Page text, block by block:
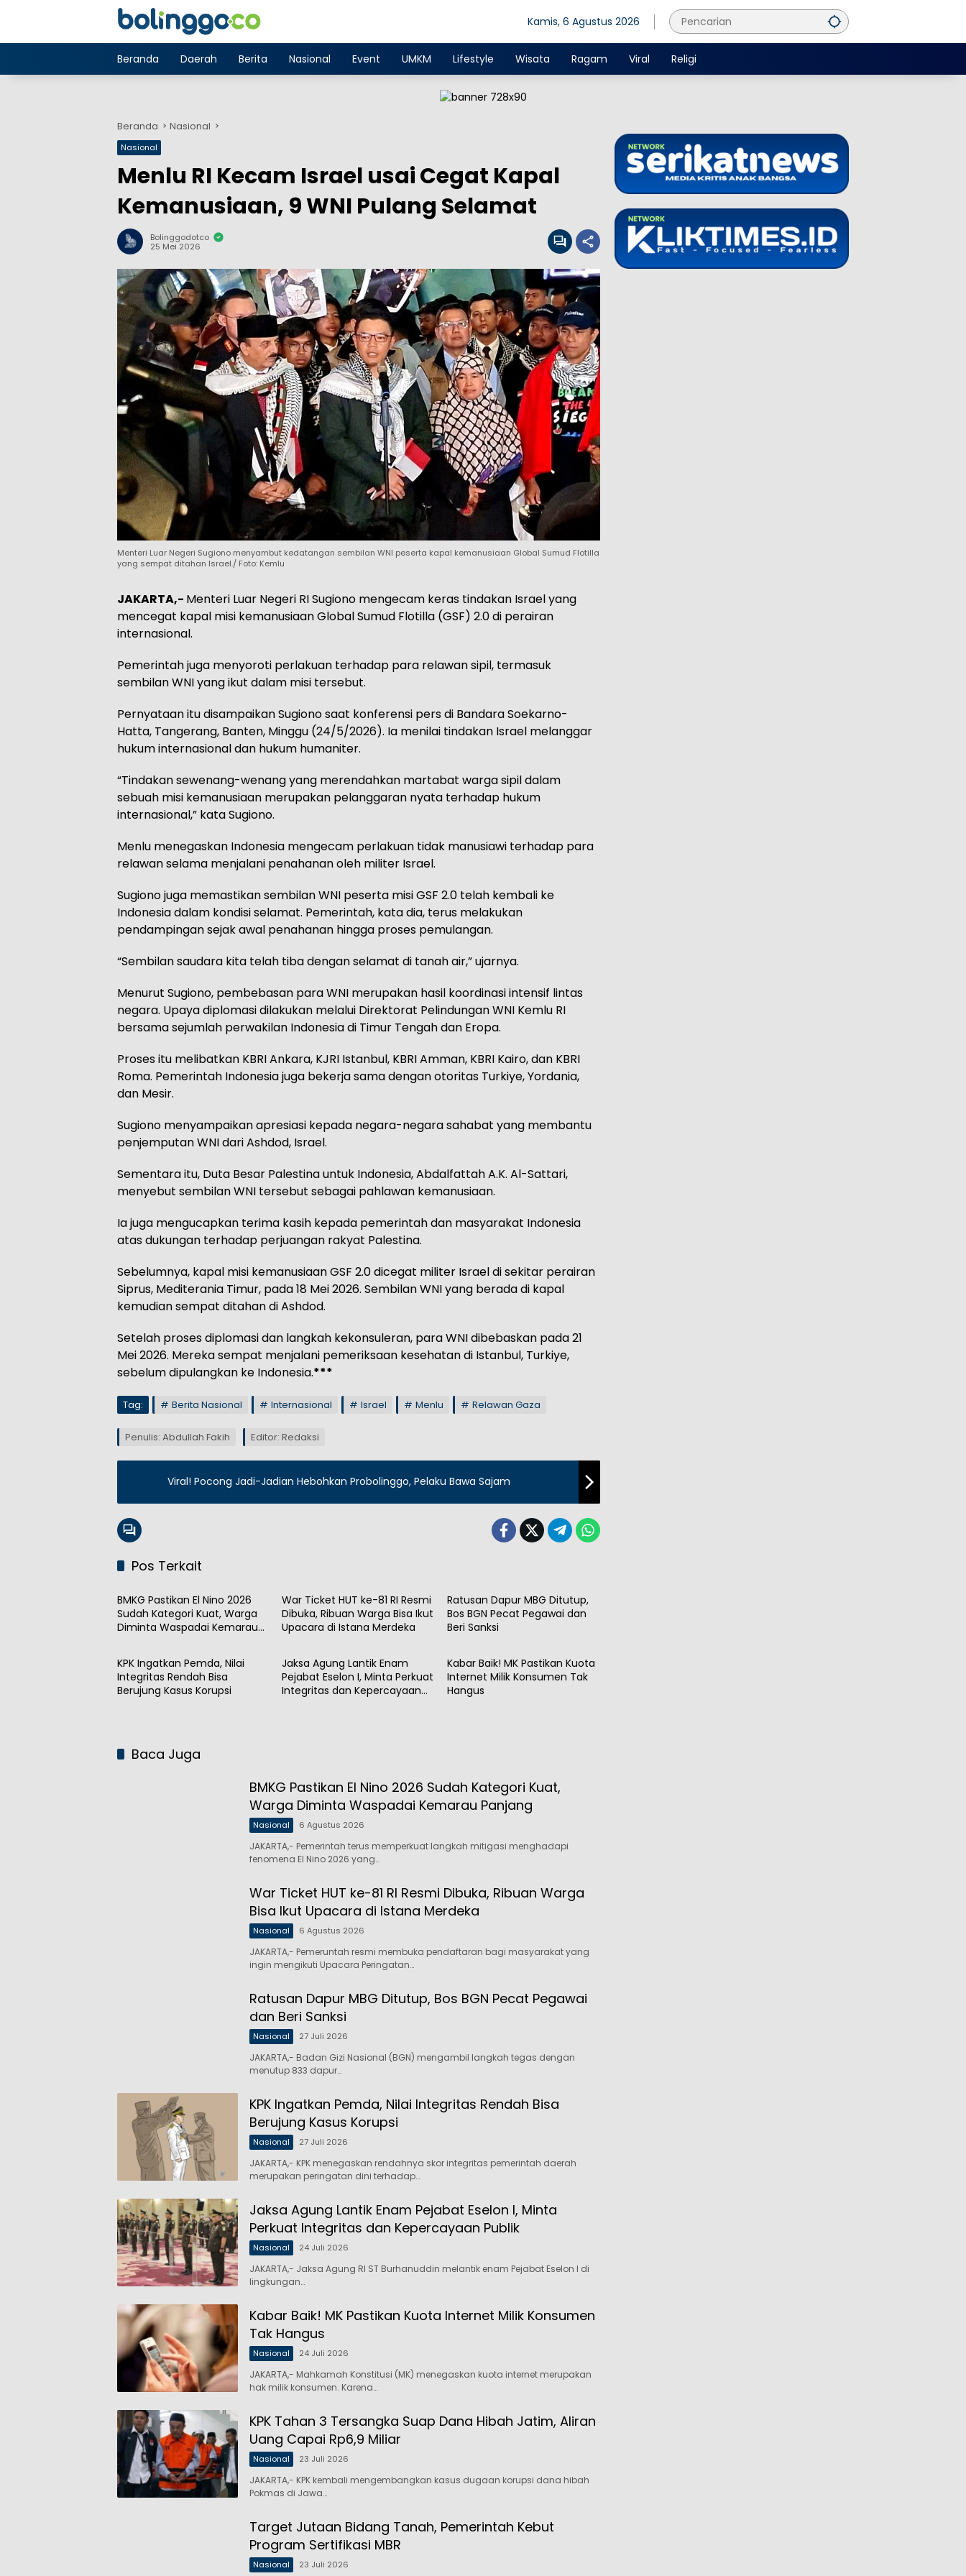
Kamis, 6 Agustus 2026
Beranda Daerah Berita Nasional Event UMKM Lifestyle Wisata Ragam Viral Religi
Beranda Nasional
Nasional
Menlu RI Kecam Israel usai Cegat Kapal
Kemanusiaan, 9 WNI Pulang Selamat
Bolinggodotco
25 Mei 2026
Menteri Luar Negeri Sugiono menyambut kedatangan sembilan WNI peserta kapal kemanusiaan Global Sumud Flotilla
yang sempat ditahan Israel./ Foto: Kemlu
JAKARTA,- Menteri Luar Negeri RI Sugiono mengecam keras tindakan Israel yang
mencegat kapal misi kemanusiaan Global Sumud Flotilla (GSF) 2.0 di perairan
internasional.
Pemerintah juga menyoroti perlakuan terhadap para relawan sipil, termasuk
sembilan WNI yang ikut dalam misi tersebut.
Pernyataan itu disampaikan Sugiono saat konferensi pers di Bandara Soekarno-
Hatta, Tangerang, Banten, Minggu (24/5/2026). Ia menilai tindakan Israel melanggar
hukum internasional dan hukum humaniter.
“Tindakan sewenang-wenang yang merendahkan martabat warga sipil dalam
sebuah misi kemanusiaan merupakan pelanggaran nyata terhadap hukum
internasional,” kata Sugiono.
Menlu menegaskan Indonesia mengecam perlakuan tidak manusiawi terhadap para
relawan selama menjalani penahanan oleh militer Israel.
Sugiono juga memastikan sembilan WNI peserta misi GSF 2.0 telah kembali ke
Indonesia dalam kondisi selamat. Pemerintah, kata dia, terus melakukan
pendampingan sejak awal penahanan hingga proses pemulangan.
“Sembilan saudara kita telah tiba dengan selamat di tanah air,” ujarnya.
Menurut Sugiono, pembebasan para WNI merupakan hasil koordinasi intensif lintas
negara. Upaya diplomasi dilakukan melalui Direktorat Pelindungan WNI Kemlu RI
bersama sejumlah perwakilan Indonesia di Timur Tengah dan Eropa.
Proses itu melibatkan KBRI Ankara, KJRI Istanbul, KBRI Amman, KBRI Kairo, dan KBRI
Roma. Pemerintah Indonesia juga bekerja sama dengan otoritas Turkiye, Yordania,
dan Mesir.
Sugiono menyampaikan apresiasi kepada negara-negara sahabat yang membantu
penjemputan WNI dari Ashdod, Israel.
Sementara itu, Duta Besar Palestina untuk Indonesia, Abdalfattah A.K. Al-Sattari,
menyebut sembilan WNI tersebut sebagai pahlawan kemanusiaan.
Ia juga mengucapkan terima kasih kepada pemerintah dan masyarakat Indonesia
atas dukungan terhadap perjuangan rakyat Palestina.
Sebelumnya, kapal misi kemanusiaan GSF 2.0 dicegat militer Israel di sekitar perairan
Siprus, Mediterania Timur, pada 18 Mei 2026. Sembilan WNI yang berada di kapal
kemudian sempat ditahan di Ashdod.
Setelah proses diplomasi dan langkah kekonsuleran, para WNI dibebaskan pada 21
Mei 2026. Mereka sempat menjalani pemeriksaan kesehatan di Istanbul, Turkiye,
sebelum dipulangkan ke Indonesia.***
Tag: Berita Nasional Internasional Israel Menlu Relawan Gaza
Penulis: Abdullah Fakih Editor: Redaksi
Viral! Pocong Jadi-Jadian Hebohkan Probolinggo, Pelaku Bawa Sajam
Pos Terkait
Nasional
BMKG Pastikan El Nino 2026
Sudah Kategori Kuat, Warga
Diminta Waspadai Kemarau
War Ticket HUT ke-81 RI Resmi
Dibuka, Ribuan Warga Bisa Ikut
Upacara di Istana Merdeka
Ratusan Dapur MBG Ditutup,
Bos BGN Pecat Pegawai dan
Beri Sanksi
Nasional
KPK Ingatkan Pemda, Nilai
Integritas Rendah Bisa
Berujung Kasus Korupsi
Nasional
Jaksa Agung Lantik Enam
Pejabat Eselon I, Minta Perkuat
Integritas dan Kepercayaan
Nasional
Kabar Baik! MK Pastikan Kuota
Internet Milik Konsumen Tak
Hangus
Baca Juga
BMKG Pastikan El Nino 2026 Sudah Kategori Kuat,
Warga Diminta Waspadai Kemarau Panjang
Nasional 6 Agustus 2026
JAKARTA,- Pemerintah terus memperkuat langkah mitigasi menghadapi
fenomena El Nino 2026 yang…
War Ticket HUT ke-81 RI Resmi Dibuka, Ribuan Warga
Bisa Ikut Upacara di Istana Merdeka
Nasional 6 Agustus 2026
JAKARTA,- Pemeruntah resmi membuka pendaftaran bagi masyarakat yang
ingin mengikuti Upacara Peringatan…
Ratusan Dapur MBG Ditutup, Bos BGN Pecat Pegawai
dan Beri Sanksi
Nasional 27 Juli 2026
JAKARTA,- Badan Gizi Nasional (BGN) mengambil langkah tegas dengan
menutup 833 dapur…
KPK Ingatkan Pemda, Nilai Integritas Rendah Bisa
Berujung Kasus Korupsi
Nasional 27 Juli 2026
JAKARTA,- KPK menegaskan rendahnya skor integritas pemerintah daerah
merupakan peringatan dini terhadap…
Jaksa Agung Lantik Enam Pejabat Eselon I, Minta
Perkuat Integritas dan Kepercayaan Publik
Nasional 24 Juli 2026
JAKARTA,- Jaksa Agung RI ST Burhanuddin melantik enam Pejabat Eselon I di
lingkungan…
Kabar Baik! MK Pastikan Kuota Internet Milik Konsumen
Tak Hangus
Nasional 24 Juli 2026
JAKARTA,- Mahkamah Konstitusi (MK) menegaskan kuota internet merupakan
hak milik konsumen. Karena…
KPK Tahan 3 Tersangka Suap Dana Hibah Jatim, Aliran
Uang Capai Rp6,9 Miliar
Nasional 23 Juli 2026
JAKARTA,- KPK kembali mengembangkan kasus dugaan korupsi dana hibah
Pokmas di Jawa…
Target Jutaan Bidang Tanah, Pemerintah Kebut
Program Sertifikasi MBR
Nasional 23 Juli 2026